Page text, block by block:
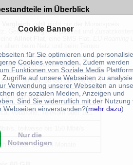
im Überblick
Geschwindigkeit, Laufzeit und
beim Netz und beim Tempo.
Nutzer achten sollten
GB, 35 GB, 50 GB oder 60 GB
monatlich
Vodafone, Telekom oder 1&1
s, teilweise bis 150 Mbit/s
kündbar oder 24 Monate
Cookie Banner
für Sie optimieren und
Cookies verwenden. Zudem werden
Funktionen von Soziale Media
auf unsere Webseiten zu
Verwendung unserer Webseiten an
der sozialen Medien, Anzeigen und
Sind Sie widerruflich mit der Nutzung
Webseiten einverstanden?(mehr dazu)
Nur die
Notwendigen